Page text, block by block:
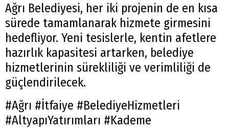
Ağrı Belediyesi, her iki projenin de en kısa
sürede tamamlanarak hizmete girmesini
hedefliyor. Yeni tesislerle, kentin afetlere
hazırlık kapasitesi artarken, belediye
hizmetlerinin sürekliliği ve verimliliği de
güçlendirilecek.
#Ağrı #İtfaiye #BelediyeHizmetleri
#AltyapıYatırımları #Kademe